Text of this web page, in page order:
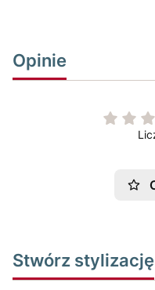
Opinie
Stwórz stylizację